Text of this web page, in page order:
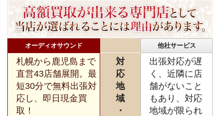
オーディオサウンド 他社サービス
札幌から鹿児島まで
直営43店舗展開。最
短30分で無料出張対
応し、即日現金買
取！
対
応
地
域
・
出張対応が遅
く、近隣に店
舗がないこと
もあり、対応
地域が限られ